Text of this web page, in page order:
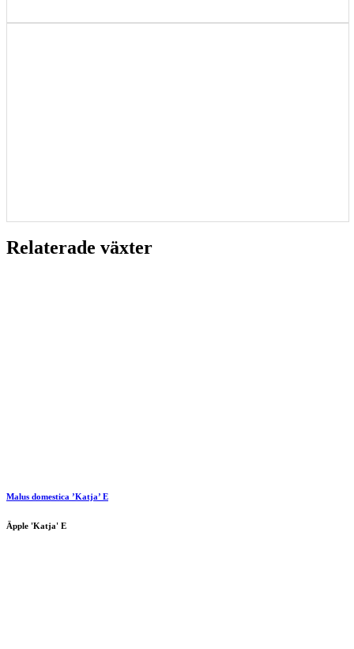
Relaterade växter
Malus domestica ’Katja’ E
Äpple 'Katja' E